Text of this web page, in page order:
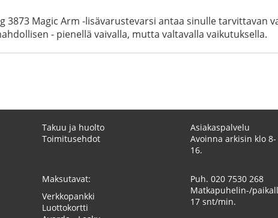
3873 Magic Arm -lisävarustevarsi antaa sinulle
- pienellä vaivalla, mutta valtavalla vaikutuksella.
Takuu ja huolto
Toimitusehdot
Maksutavat:
Verkkopankki
Luottokortti
Asiakaspalvelu
Avoinna arkisin klo 8-
16.
Puh. 020 7530 268
Matkapuhelin-/
17 snt/min.